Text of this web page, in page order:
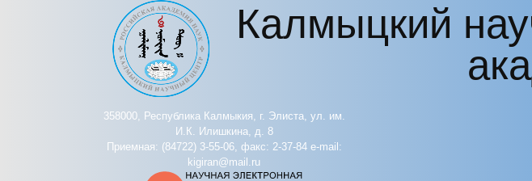
Перейти к основному содержанию Калмыцкий
358000, Республика Калмыкия, г. Элиста, ул. им.
И.К. Илишкина, д. 8
Приемная: (84722) 3-55-06, факс: 2-37-84 e-mail:
kigiran@mail.ru